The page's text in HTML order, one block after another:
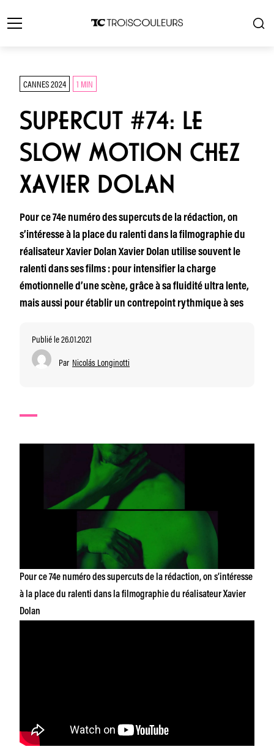
CANNES 2024 1 MIN
SUPERCUT #74: LE
SLOW MOTION CHEZ
XAVIER DOLAN
Pour ce 74e numéro des supercuts de la rédaction, on
s’intéresse à la place du ralenti dans la filmographie du
réalisateur Xavier Dolan Xavier Dolan utilise souvent le
ralenti dans ses films : pour intensifier la charge
émotionnelle d’une scène, grâce à sa fluidité ultra lente,
mais aussi pour établir un contrepoint rythmique à ses
Publié le 26.01.2021
Par Nicolás Longinotti
Pour ce 74e numéro des supercuts de la rédaction, on s’intéresse
à la place du ralenti dans la filmographie du réalisateur Xavier
Dolan